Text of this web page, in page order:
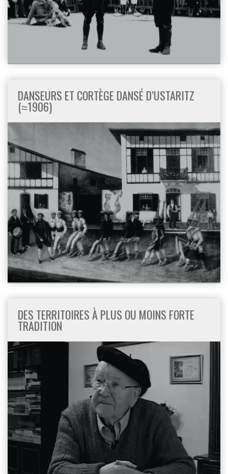
DANSEURS ET CORTÈGE DANSÉ D’USTARITZ
(≈1906)
DES TERRITOIRES À PLUS OU MOINS FORTE
TRADITION